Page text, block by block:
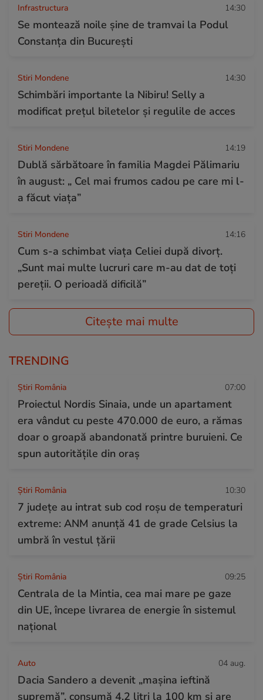
Infrastructura 14:30
Se montează noile șine de tramvai la Podul
Constanța din București
Stiri Mondene 14:30
Schimbări importante la Nibiru! Selly a
modificat prețul biletelor și regulile de acces
Stiri Mondene 14:19
Dublă sărbătoare în familia Magdei Pălimariu
în august: „ Cel mai frumos cadou pe care mi l-
a făcut viața”
Stiri Mondene 14:16
Cum s-a schimbat viața Celiei după divorț.
„Sunt mai multe lucruri care m-au dat de toți
pereții. O perioadă dificilă”
Citește mai multe
TRENDING
Știri România 07:00
Proiectul Nordis Sinaia, unde un apartament
era vândut cu peste 470.000 de euro, a rămas
doar o groapă abandonată printre buruieni. Ce
spun autoritățile din oraș
Știri România 10:30
7 județe au intrat sub cod roșu de temperaturi
extreme: ANM anunță 41 de grade Celsius la
umbră în vestul țării
Știri România 09:25
Centrala de la Mintia, cea mai mare pe gaze
din UE, începe livrarea de energie în sistemul
național
Auto 04 aug.
Dacia Sandero a devenit „mașina ieftină
supremă”, consumă 4,2 litri la 100 km și are